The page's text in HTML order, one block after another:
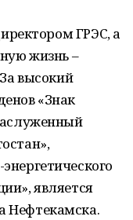
ГРЭС, а
жизнь –
высокий
«Знак
является
Нефтекамска.